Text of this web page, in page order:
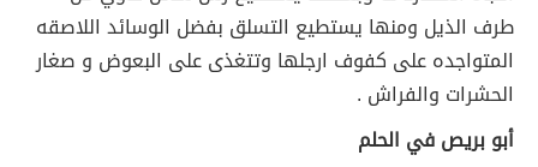
طرف الذيل ومنها يستطيع التسلق بفضل الوسائد اللاصقه
المتواجده على كفوف ارجلها وتتغذى على البعوض و صغار
الحشرات والفراش .
أبو بريص في الحلم